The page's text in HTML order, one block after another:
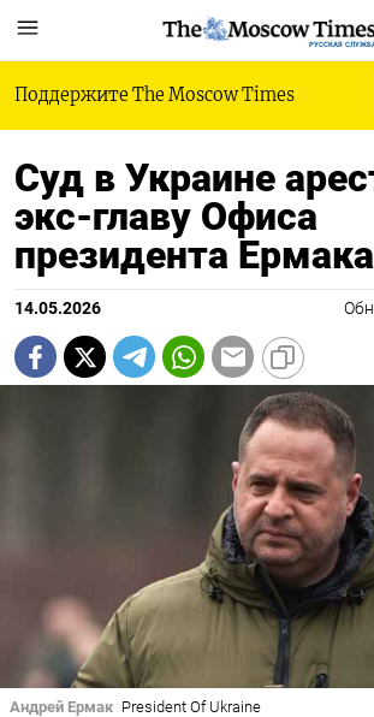
РУССКАЯ
Поддержите The Moscow Times
Суд в Украине
экс-главу Офиса
президента Ермака
14.05.2026
Андрей Ермак President Of Ukraine